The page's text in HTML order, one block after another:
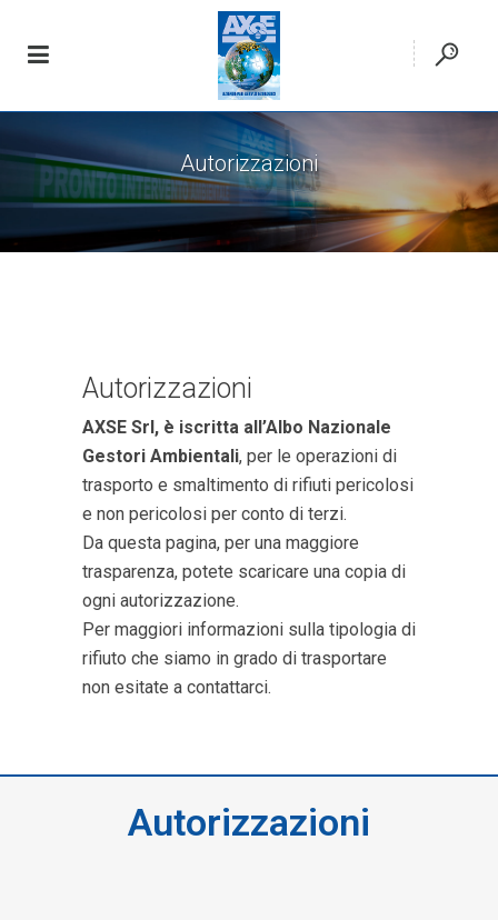
Autorizzazioni
Autorizzazioni
AXSE Srl, è iscritta all’Albo Nazionale
Gestori Ambientali, per le operazioni di
trasporto e smaltimento di rifiuti pericolosi
e non pericolosi per conto di terzi.
Da questa pagina, per una maggiore
trasparenza, potete scaricare una copia di
ogni autorizzazione.
Per maggiori informazioni sulla tipologia di
rifiuto che siamo in grado di trasportare
non esitate a contattarci.
Autorizzazioni